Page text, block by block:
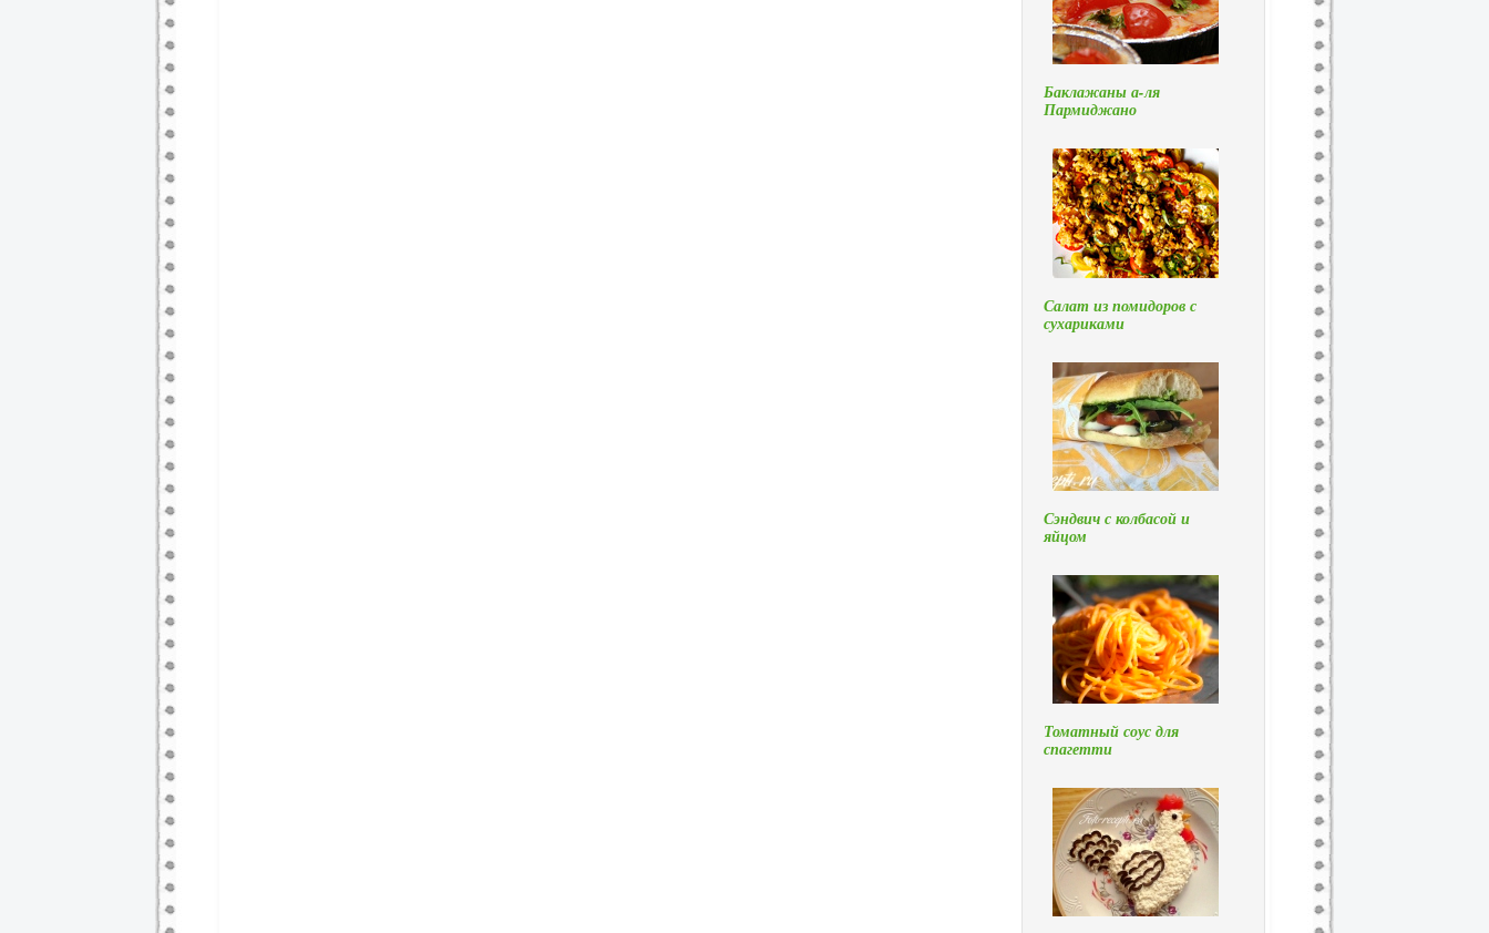
Баклажаны а-ля
Пармиджано
Салат из помидоров с
сухариками
Сэндвич с колбасой и
яйцом
Томатный соус для
спагетти